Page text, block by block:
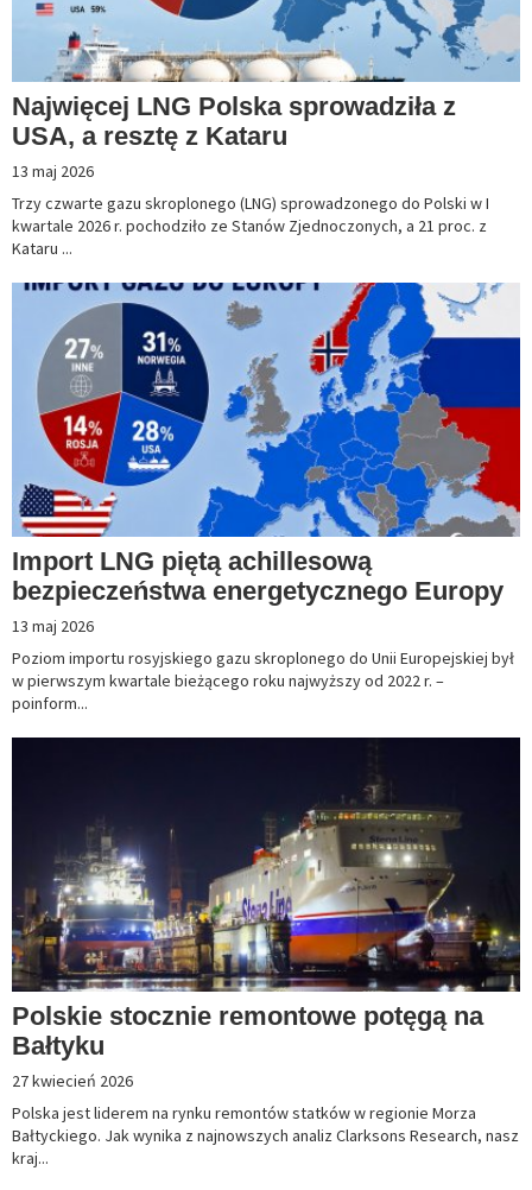
Najwięcej LNG Polska sprowadziła z
USA, a resztę z Kataru
13 maj 2026
Trzy czwarte gazu skroplonego (LNG) sprowadzonego do Polski w I
kwartale 2026 r. pochodziło ze Stanów Zjednoczonych, a 21 proc. z
Kataru ...
Import LNG piętą achillesową
bezpieczeństwa energetycznego Europy
13 maj 2026
Poziom importu rosyjskiego gazu skroplonego do Unii Europejskiej był
w pierwszym kwartale bieżącego roku najwyższy od 2022 r. –
poinform...
Polskie stocznie remontowe potęgą na
Bałtyku
27 kwiecień 2026
Polska jest liderem na rynku remontów statków w regionie Morza
Bałtyckiego. Jak wynika z najnowszych analiz Clarksons Research, nasz
kraj...